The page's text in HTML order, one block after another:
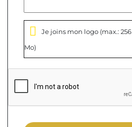
Je joins mon logo (max.: 256
Mo)